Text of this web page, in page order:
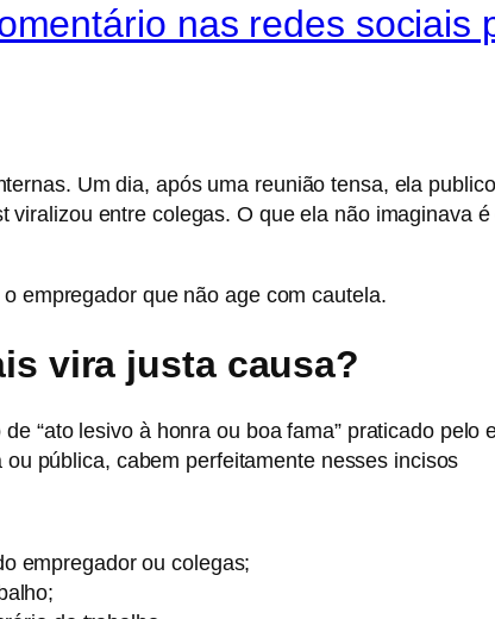
nas redes sociais
Um dia, após uma reunião tensa, ela
entre colegas. O que ela não imaginava
empregador que não age com cautela.
vira justa causa?
“ato lesivo à honra ou boa fama” praticado
pública, cabem perfeitamente nesses incisos
empregador ou colegas;